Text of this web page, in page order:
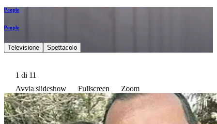
People
People
Televisione Spettacolo
1 di 11
Avvia slideshow
Fullscreen Zoom